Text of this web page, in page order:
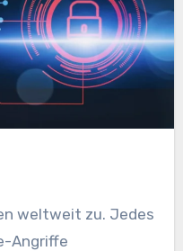
weltweit zu. Jedes
Angriffe